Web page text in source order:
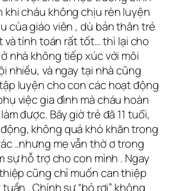
cháu không chịu rèn luyện
của giáo viên , dù bản thân trẻ
và tính toán rất tốt… thì lại cho
nhà không tiếp xúc với môi
nhiều, và ngay tại nhà cũng
luyện cho con các hoạt động
việc gia đình mà cháu hoàn
được. Bây giờ trẻ đã 11 tuổi,
không quá khó khăn trong
..nhưng mẹ vẫn thờ ơ trong
sự hỗ trợ cho con mình . Ngay
cũng chỉ muốn can thiệp
. Chính sự “bỏ rơi” không